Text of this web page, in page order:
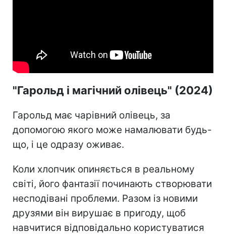
"Гарольд і магічний олівець" (2024)
Гарольд має чарівний олівець, за
допомогою якого може намалювати будь-
що, і це одразу оживає.
Коли хлопчик опиняється в реальному
світі, його фантазії починають створювати
несподівані проблеми. Разом із новими
друзями він вирушає в пригоду, щоб
навчитися відповідально користуватися